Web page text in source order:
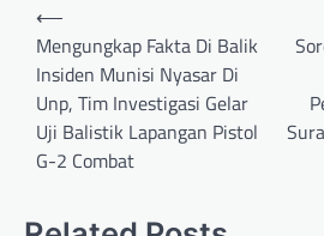
⟵
Mengungkap Fakta Di Balik
Insiden Munisi Nyasar Di
Unp, Tim Investigasi Gelar
Uji Balistik Lapangan Pistol
G-2 Combat